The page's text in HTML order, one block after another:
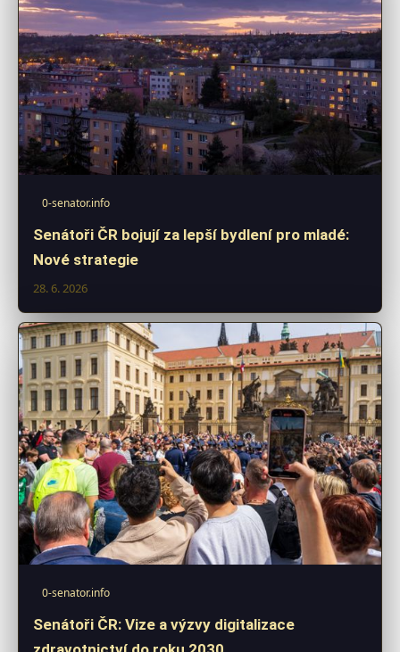
0-senator.info
Senátoři ČR bojují za lepší bydlení pro mladé:
Nové strategie
28. 6. 2026
0-senator.info
Senátoři ČR: Vize a výzvy digitalizace